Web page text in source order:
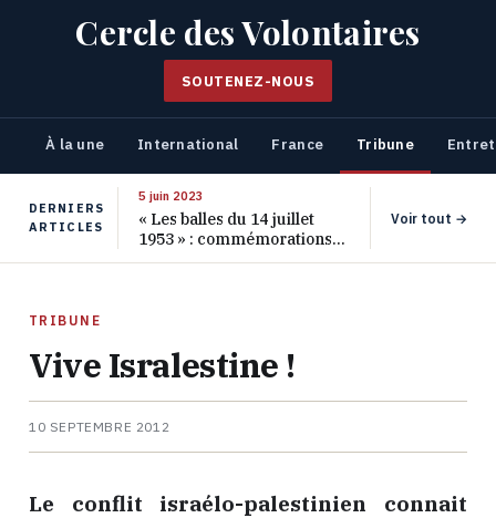
Cercle des Volontaires
SOUTENEZ-NOUS
À la une International France Tribune
DERNIERS
ARTICLES
5 juin 2023
« Les balles du 14 juillet
1953 » : commémorations
pour les 70 ans de ce
Voir tout →
TRIBUNE
Vive Isralestine !
10 SEPTEMBRE 2012
Le conflit israélo-palestinien connait